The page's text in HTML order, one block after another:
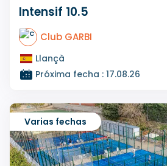
Intensif 10.5
Club GARBI
Llançà
Próxima fecha : 17.08.26
Varias fechas